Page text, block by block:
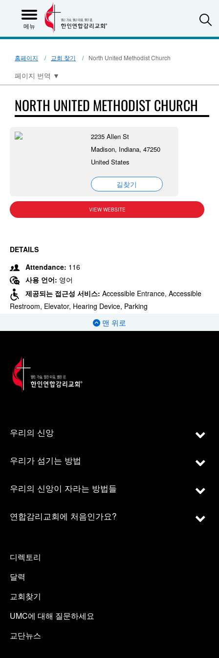
메뉴
홈페이지 교회 찾기 North United Methodist Church
페이지 번역 ▼
NORTH UNITED METHODIST CHURCH
2235 Allen St
Madison, Indiana, 47250
United States
길찾기
VIEW WEBSITE
DETAILS
Attendance: 116
사용 언어: 영어
제공되는 접근성 서비스: Accessible Entrance, Accessible
Restroom, Elevator, Hearing Device, Parking
맨 위로
우리의 신앙
우리가 섬기는 방법
우리의 신앙이 자라는 방법들
연합감리교회에 처음인가요?
디렉토리
달력
교회찾기
UMC에 대해 질문하세요
교단뉴스